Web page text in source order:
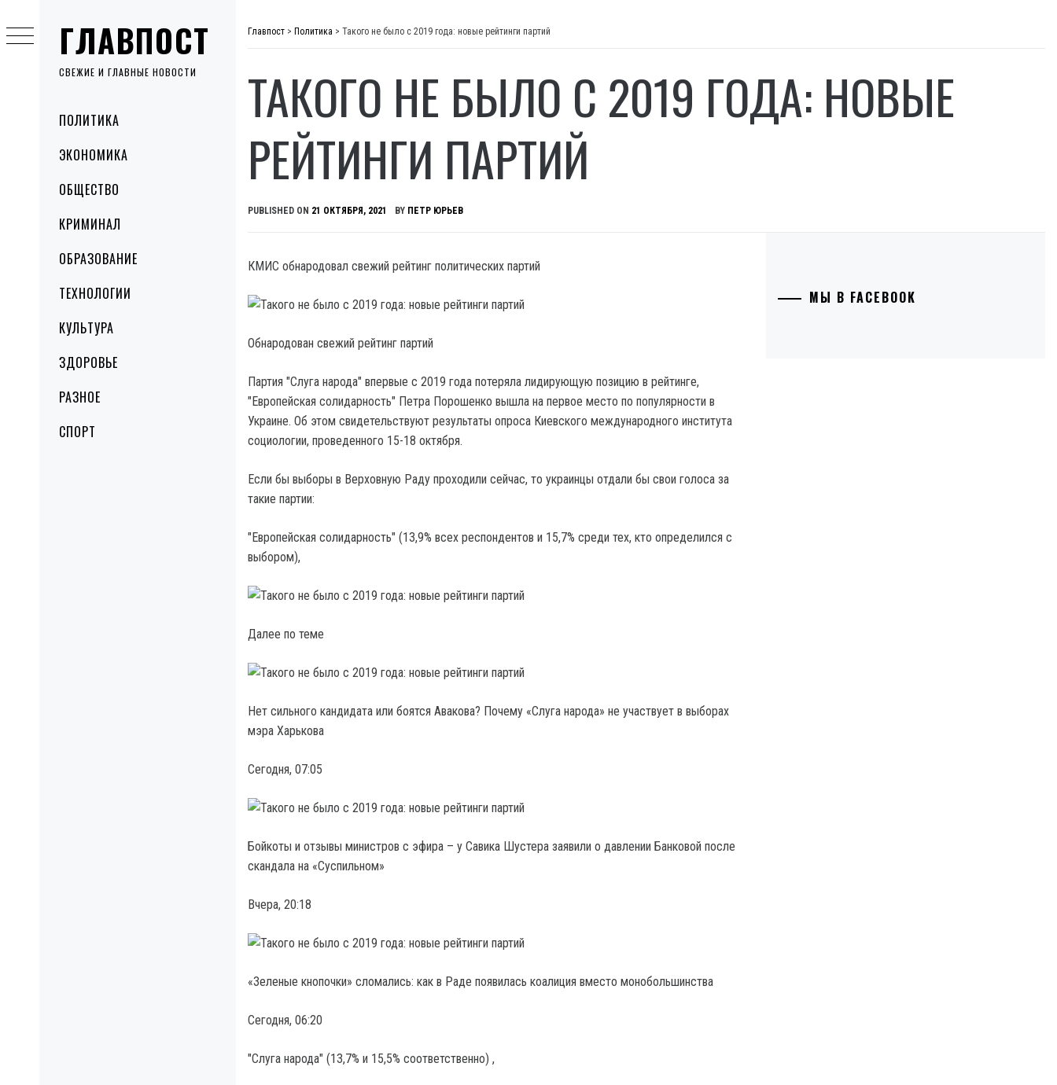
ГЛАВПОСТ
СВЕЖИЕ И ГЛАВНЫЕ НОВОСТИ
MenuПОЛИТИКА
ЭКОНОМИКА
ОБЩЕСТВО
КРИМИНАЛ
ОБРАЗОВАНИЕ
ТЕХНОЛОГИИ
КУЛЬТУРА
ЗДОРОВЬЕ
РАЗНОЕ
СПОРТ
to
content
Главпост > Политика > Такого не было с 2019 года: новые рейтинги партий
ТАКОГО НЕ БЫЛО С 2019 ГОДА: НОВЫЕ
РЕЙТИНГИ ПАРТИЙ
PUBLISHED ON 21 ОКТЯБРЯ, 2021 BY ПЕТР ЮРЬЕВ
КМИС обнародовал свежий рейтинг политических партий
Обнародован свежий рейтинг партий
Партия "Слуга народа" впервые с 2019 года потеряла лидирующую позицию в рейтинге,
"Европейская солидарность" Петра Порошенко вышла на первое место по популярности в
Украине. Об этом свидетельствуют результаты опроса Киевского международного института
социологии, проведенного 15-18 октября.
Если бы выборы в Верховную Раду проходили сейчас, то украинцы отдали бы свои голоса за
такие партии:
"Европейская солидарность" (13,9% всех респондентов и 15,7% среди тех, кто определился с
выбором),
Далее по теме
Нет сильного кандидата или боятся Авакова? Почему «Слуга народа» не участвует в выборах
мэра Харькова
Сегодня, 07:05
Бойкоты и отзывы министров с эфира – у Савика Шустера заявили о давлении Банковой после
скандала на «Суспильном»
Вчера, 20:18
«Зеленые кнопочки» сломались: как в Раде появилась коалиция вместо монобольшинства
Сегодня, 06:20
"Слуга народа" (13,7% и 15,5% соответственно) ,
МЫ В FACEBOOK